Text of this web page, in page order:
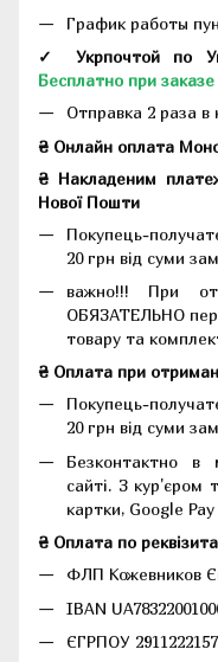
График работы
✓ Укрпочтой по
Бесплатно при
Отправка 2 раза в
₴ Онлайн оплата
₴ Накладеним
Нової Пошти
Покупець-
20 грн від суми
важно!!! При
ОБЯЗАТЕЛЬНО
товару та
₴ Оплата при
Покупець-
20 грн від суми
Безконтактно в
сайті. З кур'єром
картки, Google
₴ Оплата по
ФЛП Кожевников
IBAN
ЄГРПОУ 2911222157